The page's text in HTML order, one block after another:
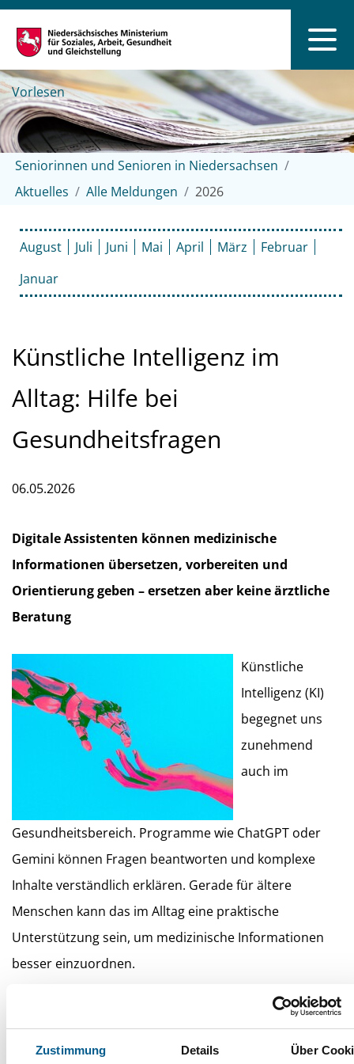
Zustimmung Details Über
Vorlesen
Seniorinnen und Senioren in Niedersachsen
Aktuelles
Alle Meldungen 2026
August Juli Juni Mai April März
Februar
Januar
Künstliche Intelligenz im
Alltag: Hilfe bei
Gesundheitsfragen
06.05.2026
Digitale Assistenten können medizinische
Informationen übersetzen, vorbereiten und
Orientierung geben – ersetzen aber keine ärztliche
Beratung
Künstliche
Intelligenz (KI)
begegnet uns
zunehmend
auch im
Gesundheitsbereich. Programme wie ChatGPT oder
Gemini können Fragen beantworten und komplexe
Inhalte verständlich erklären. Gerade für ältere
Menschen kann das im Alltag eine praktische
Unterstützung sein, um medizinische Informationen
besser einzuordnen.
Ein typisches Einsatzfeld ist das Verständnis von
Arztbriefen oder Befunden. Begriffe wie „chronische